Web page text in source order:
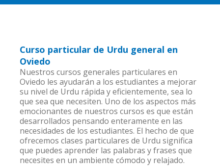
Curso particular de Urdu general en
Oviedo
Nuestros cursos generales particulares en
Oviedo les ayudarán a los estudiantes a mejorar
su nivel de Urdu rápida y eficientemente, sea lo
que sea que necesiten. Uno de los aspectos más
emocionantes de nuestros cursos es que están
desarrollados pensando enteramente en las
necesidades de los estudiantes. El hecho de que
ofrecemos clases particulares de Urdu significa
que puedes aprender las palabras y frases que
necesites en un ambiente cómodo y relajado.